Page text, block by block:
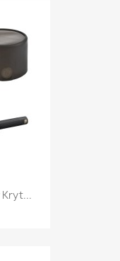
Kryt...